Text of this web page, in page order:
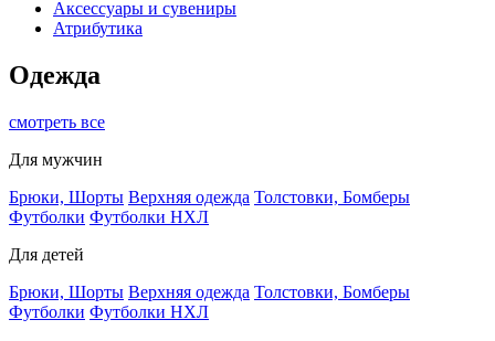
Аксессуары и сувениры
Атрибутика
Одежда
смотреть все
Для мужчин
Брюки, Шорты Верхняя одежда Толстовки, Бомберы
Футболки Футболки НХЛ
Для детей
Брюки, Шорты Верхняя одежда Толстовки, Бомберы
Футболки Футболки НХЛ